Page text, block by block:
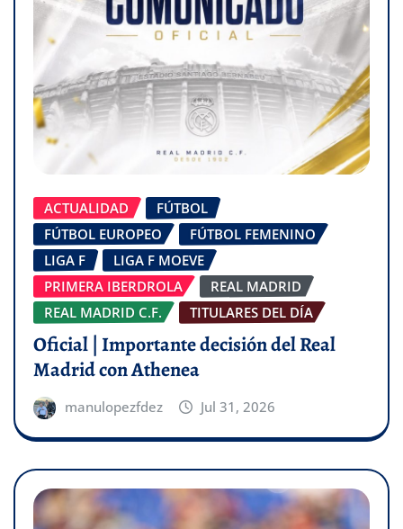
ACTUALIDAD
FÚTBOL
FÚTBOL EUROPEO
FÚTBOL FEMENINO
LIGA F
LIGA F MOEVE
PRIMERA IBERDROLA
REAL MADRID
REAL MADRID C.F.
TITULARES DEL DÍA
Oficial | Importante decisión del Real
Madrid con Athenea
manulopezfdez Jul 31, 2026